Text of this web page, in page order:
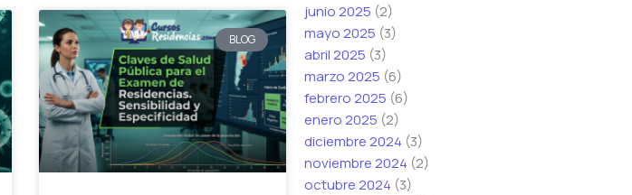
BLOG
junio 2025 (2)
mayo 2025 (3)
abril 2025 (3)
marzo 2025 (6)
febrero 2025 (6)
enero 2025 (2)
diciembre 2024 (3)
noviembre 2024 (2)
octubre 2024 (3)